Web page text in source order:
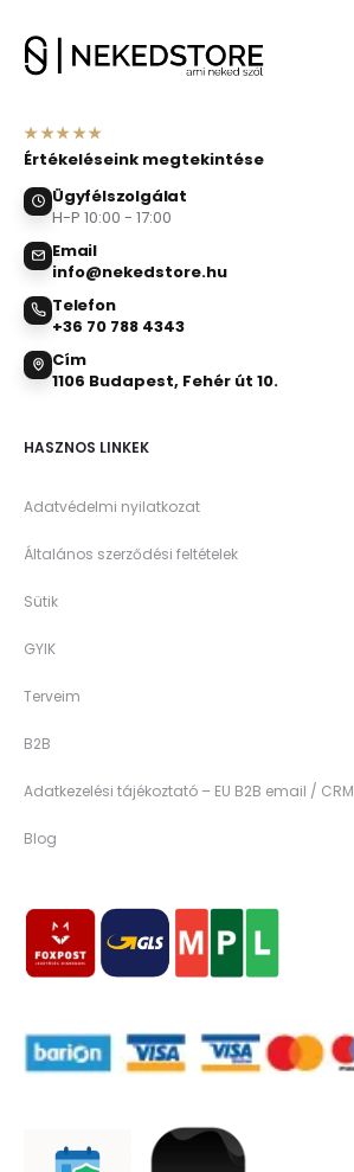
★★★★★
Értékeléseink megtekintése
Ügyfélszolgálat
H-P 10:00 - 17:00
Email
info@nekedstore.hu
Telefon
+36 70 788 4343
Cím
1106 Budapest, Fehér út 10.
HASZNOS LINKEK
Adatvédelmi nyilatkozat
Általános szerződési feltételek
Sütik
GYIK
Terveim
B2B
Adatkezelési tájékoztató – EU B2B email / CRM
Blog